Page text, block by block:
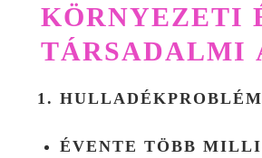
KÖRNYEZETI
TÁRSADALMI
ÉVENTE TÖBB